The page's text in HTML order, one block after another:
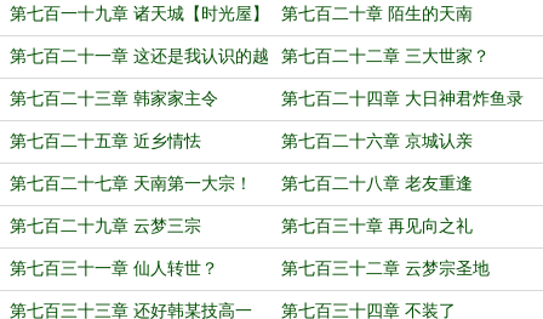
第七百一十九章 诸天城【时光屋】 第七百二十章 陌生的天南
第七百二十一章 这还是我认识的越
国吗？
第七百二十二章 三大世家？
第七百二十三章 韩家家主令 第七百二十四章 大日神君炸鱼录
第七百二十五章 近乡情怯 第七百二十六章 京城认亲
第七百二十七章 天南第一大宗！ 第七百二十八章 老友重逢
第七百二十九章 云梦三宗 第七百三十章 再见向之礼
第七百三十一章 仙人转世？ 第七百三十二章 云梦宗圣地
第七百三十三章 还好韩某技高一 第七百三十四章 不装了